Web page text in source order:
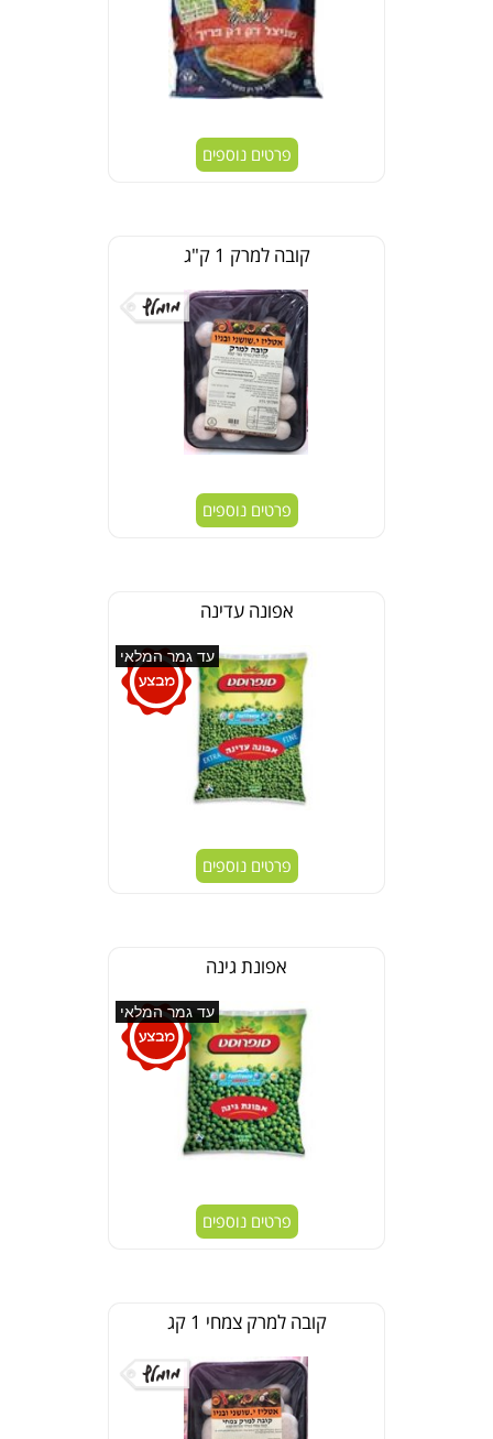
פרטים נוספים
קובה למרק 1 ק"ג
פרטים נוספים
אפונה עדינה
עד גמר המלאי
פרטים נוספים
אפונת גינה
עד גמר המלאי
פרטים נוספים
קובה למרק צמחי 1 קג